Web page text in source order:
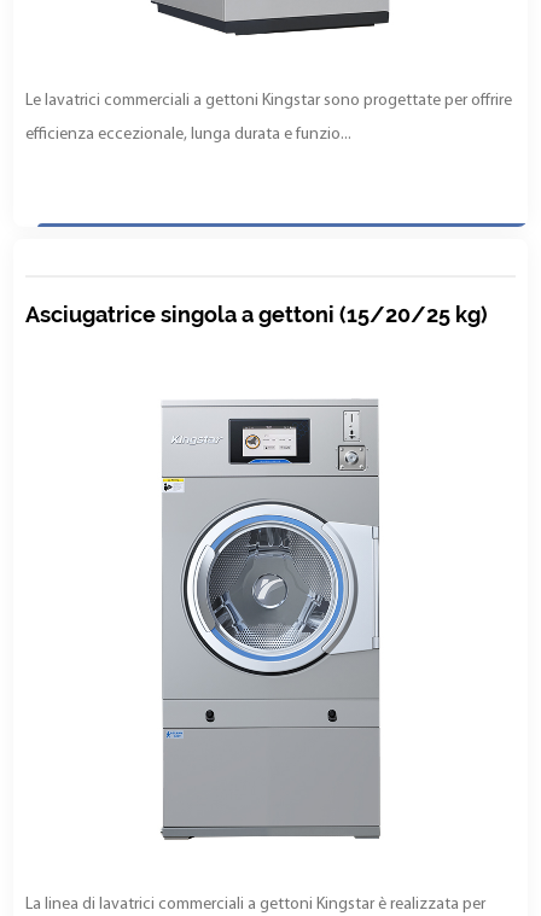
Le lavatrici commerciali a gettoni Kingstar sono progettate per offrire
efficienza eccezionale, lunga durata e funzio...
Asciugatrice singola a gettoni (15/20/25 kg)
La linea di lavatrici commerciali a gettoni Kingstar è realizzata per